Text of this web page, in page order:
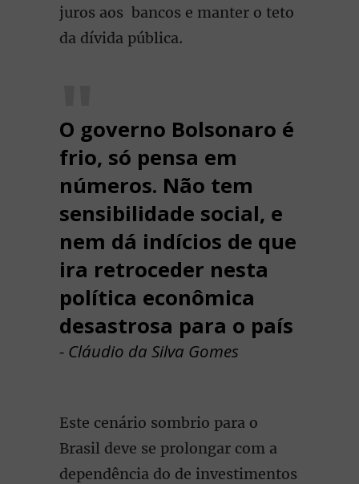
juros aos bancos e manter o teto
da dívida pública.
O governo Bolsonaro é
frio, só pensa em
números. Não tem
sensibilidade social, e
nem dá indícios de que
ira retroceder nesta
política econômica
desastrosa para o país
- Cláudio da Silva Gomes
Este cenário sombrio para o
Brasil deve se prolongar com a
dependência do de investimentos